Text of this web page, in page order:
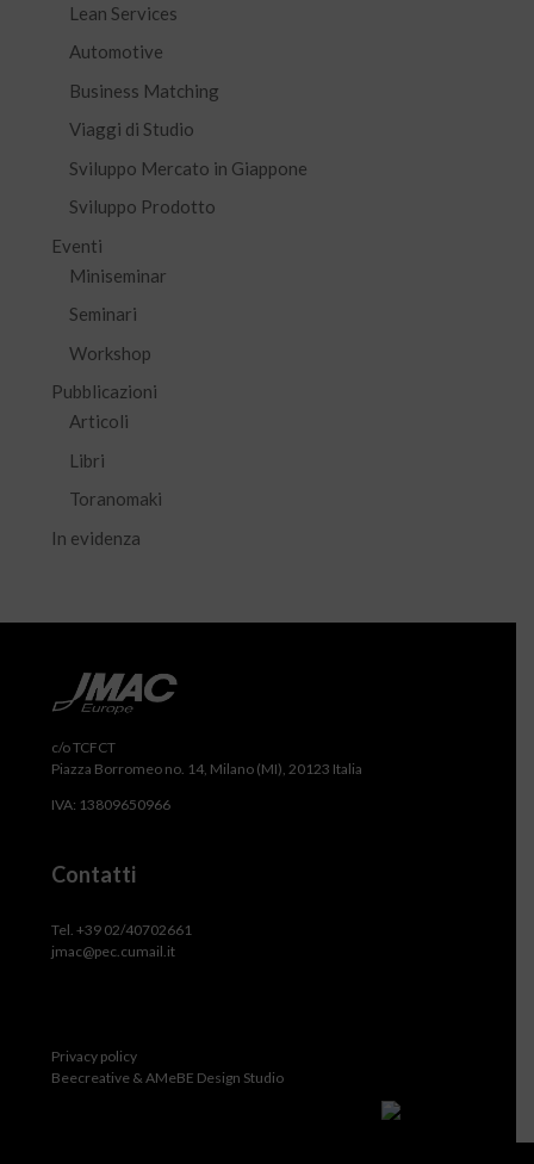
Lean Services
Automotive
Business Matching
Viaggi di Studio
Sviluppo Mercato in Giappone
Sviluppo Prodotto
Eventi
Miniseminar
Seminari
Workshop
Pubblicazioni
Articoli
Libri
Toranomaki
In evidenza
c/o TCFCT
Piazza Borromeo no. 14, Milano (MI), 20123 Italia
IVA: 13809650966
Contatti
Tel. +39 02/40702661
jmac@pec.cumail.it
Privacy policy
Beecreative & AMeBE Design Studio